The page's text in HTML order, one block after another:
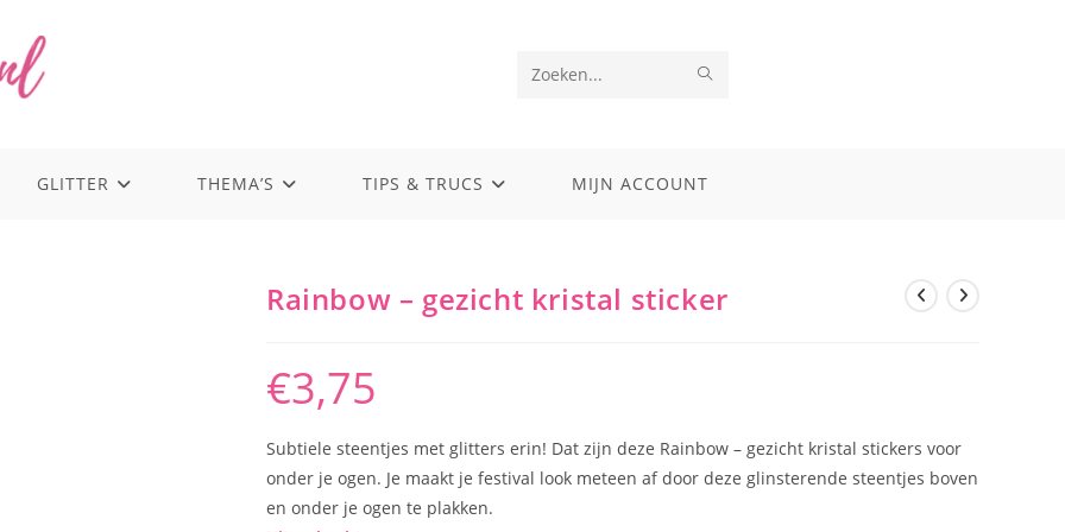
Zoek
GLITTER THEMA’S TIPS & TRUCS MIJN ACCOUNT
Rainbow – gezicht kristal sticker
€3,75
Subtiele steentjes met glitters erin! Dat zijn deze Rainbow – gezicht kristal stickers voor
onder je ogen. Je maakt je festival look meteen af door deze glinsterende steentjes boven
en onder je ogen te plakken.